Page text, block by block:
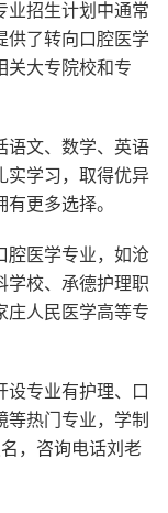
业招生计划中通常
供了转向口腔医学
关大专院校和专
语文、数学、英语
实学习，取得优异
更多选择。
腔医学专业，如沧
学校、承德护理职
庄人民医学高等专
设专业有护理、口
热门专业，学制
，咨询电话刘老